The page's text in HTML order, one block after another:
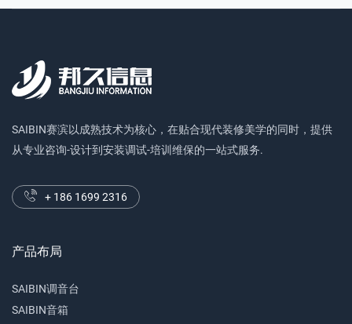
SAIBIN赛滨以成熟技术为核心，在贴合现代装修美学的同时，提供
从专业咨询-设计到安装调试-培训维保的一站式服务.
+ 186 1699 2316
产品布局
SAIBIN调音台
SAIBIN音箱